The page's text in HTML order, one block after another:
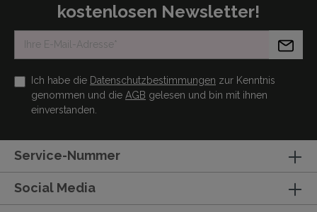
kostenlosen Newsletter!
Ich habe die Datenschutzbestimmungen zur Kenntnis
genommen und die AGB gelesen und bin mit ihnen
einverstanden.
Service-Nummer
Social Media